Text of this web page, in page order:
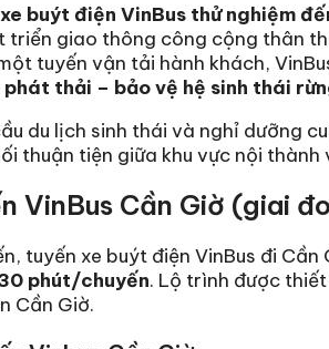
xe buýt điện VinBus thử nghiệm
triển giao thông công cộng thân
tuyến vận tải hành khách,
thải – bảo vệ hệ sinh thái
du lịch sinh thái và nghỉ dưỡng
thuận tiện giữa khu vực nội thành
VinBus Cần Giờ (giai
tuyến xe buýt điện VinBus đi
phút/chuyến. Lộ trình được
Cần Giờ.